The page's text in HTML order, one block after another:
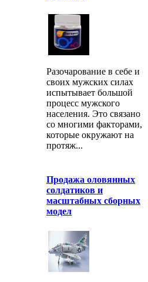
Разочарование в себе и
своих мужских силах
испытывает большой
процесс мужского
населения. Это связано
со многими факторами,
которые окружают на
протяж...
Продажа оловянных
солдатиков и
масштабных сборных
модел